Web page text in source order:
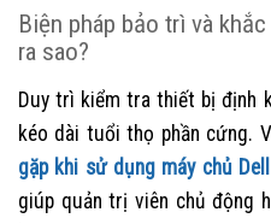
Biện pháp bảo trì và
ra sao?
Duy trì kiểm tra thiết bị định
kéo dài tuổi thọ phần cứng.
gặp khi sử dụng máy chủ
giúp quản trị viên chủ động